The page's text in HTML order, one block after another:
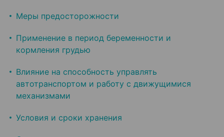
Меры предосторожности
Применение в период беременности и
кормления грудью
Влияние на способность управлять
автотранспортом и работу с движущимися
механизмами
Условия и сроки хранения